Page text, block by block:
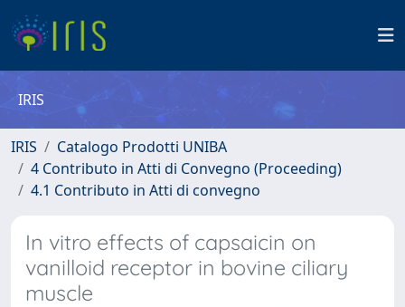
IRIS
IRIS
Catalogo Prodotti UNIBA
4 Contributo in Atti di Convegno (Proceeding)
4.1 Contributo in Atti di convegno
In vitro effects of capsaicin on
vanilloid receptor in bovine ciliary
muscle